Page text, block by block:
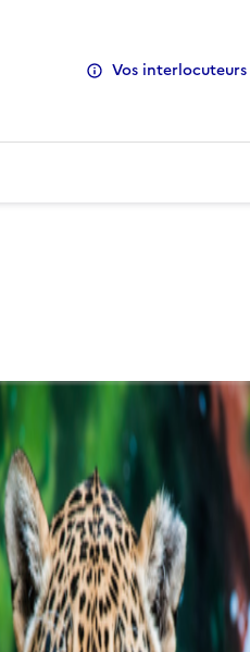
Vos interlocuteurs